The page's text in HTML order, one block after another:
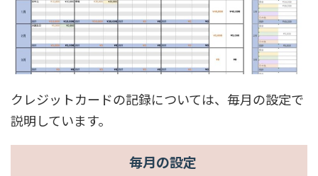
クレジットカードの記録については、毎月の設定で
説明しています。
毎月の設定